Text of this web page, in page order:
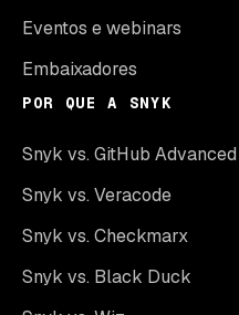
Eventos e webinars
Embaixadores
POR QUE A SNYK
Snyk vs. GitHub
Snyk vs. Veracode
Snyk vs. Checkmarx
Snyk vs. Black Duck